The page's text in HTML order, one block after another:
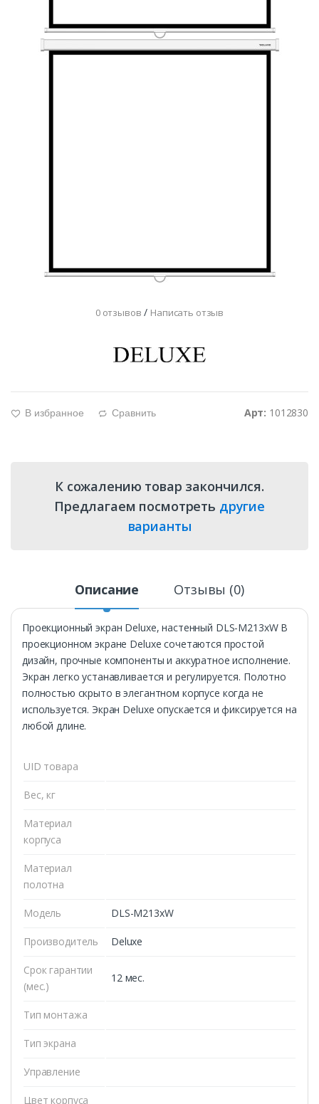
0 отзывов / Написать отзыв
Арт: 1012830
g В избранное d Сравнить
К сожалению товар закончился.
Предлагаем посмотреть другие
варианты
Описание Отзывы (0)
Проекционный экран Deluxe, настенный DLS-M213xW В
проекционном экране Deluxe сочетаются простой
дизайн, прочные компоненты и аккуратное исполнение.
Экран легко устанавливается и регулируется. Полотно
полностью скрыто в элегантном корпусе когда не
используется. Экран Deluxe опускается и фиксируется на
любой длине.
UID товара
Вес, кг
Материал
корпуса
Материал
полотна
Модель DLS-M213xW
Производитель Deluxe
Срок гарантии
(мес.)
12 мес.
Тип монтажа
Тип экрана
Управление
Цвет корпуса